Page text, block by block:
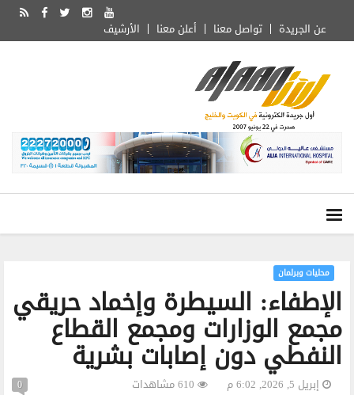
الأرشيف أعلن معنا تواصل معنا عن الجريدة
الإطفاء: السيطرة وإخماد حريقي
مجمع الوزارات ومجمع القطاع
النفطي دون إصابات بشرية
محليات وبرلمان
إبريل 5, 2026, 6:02 م 0